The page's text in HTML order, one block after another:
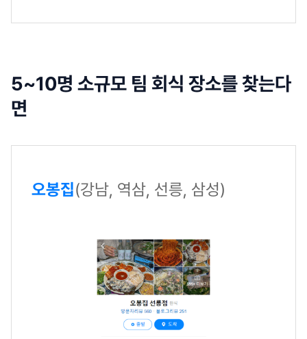
5~10명 소규모 팀 회식 장소를 찾는다
면
오봉집(강남, 역삼, 선릉, 삼성)